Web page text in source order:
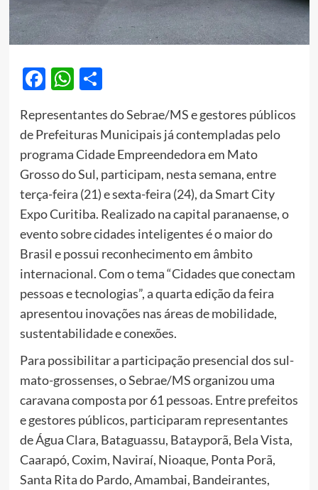
Facebook
WhatsApp
Share
Representantes do Sebrae/MS e gestores públicos
de Prefeituras Municipais já contempladas pelo
programa Cidade Empreendedora em Mato
Grosso do Sul, participam, nesta semana, entre
terça-feira (21) e sexta-feira (24), da Smart City
Expo Curitiba. Realizado na capital paranaense, o
evento sobre cidades inteligentes é o maior do
Brasil e possui reconhecimento em âmbito
internacional. Com o tema “Cidades que conectam
pessoas e tecnologias”, a quarta edição da feira
apresentou inovações nas áreas de mobilidade,
sustentabilidade e conexões.
Para possibilitar a participação presencial dos sul-
mato-grossenses, o Sebrae/MS organizou uma
caravana composta por 61 pessoas. Entre prefeitos
e gestores públicos, participaram representantes
de Água Clara, Bataguassu, Batayporã, Bela Vista,
Caarapó, Coxim, Naviraí, Nioaque, Ponta Porã,
Santa Rita do Pardo, Amambai, Bandeirantes,